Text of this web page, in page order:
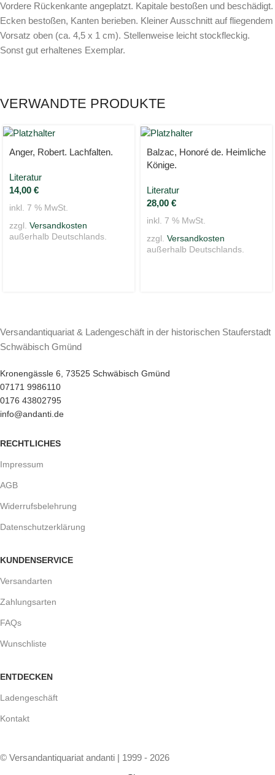
Vordere Rückenkante angeplatzt. Kapitale bestoßen und beschädigt.
Ecken bestoßen, Kanten berieben. Kleiner Ausschnitt auf fliegendem
Vorsatz oben (ca. 4,5 x 1 cm). Stellenweise leicht stockfleckig.
Sonst gut erhaltenes Exemplar.
VERWANDTE PRODUKTE
Anger, Robert. Lachfalten.
Literatur
14,00 €
inkl. 7 % MwSt.
zzgl. Versandkosten
außerhalb Deutschlands.
Balzac, Honoré de. Heimliche
Könige.
Literatur
28,00 €
inkl. 7 % MwSt.
zzgl. Versandkosten
außerhalb Deutschlands.
Versandantiquariat & Ladengeschäft in der historischen Stauferstadt
Schwäbisch Gmünd
Kronengässle 6, 73525 Schwäbisch Gmünd
07171 9986110
0176 43802795
info@andanti.de
RECHTLICHES
Impressum
AGB
Widerrufsbelehrung
Datenschutzerklärung
KUNDENSERVICE
Versandarten
Zahlungsarten
FAQs
Wunschliste
ENTDECKEN
Ladengeschäft
Kontakt
© Versandantiquariat andanti | 1999 - 2026